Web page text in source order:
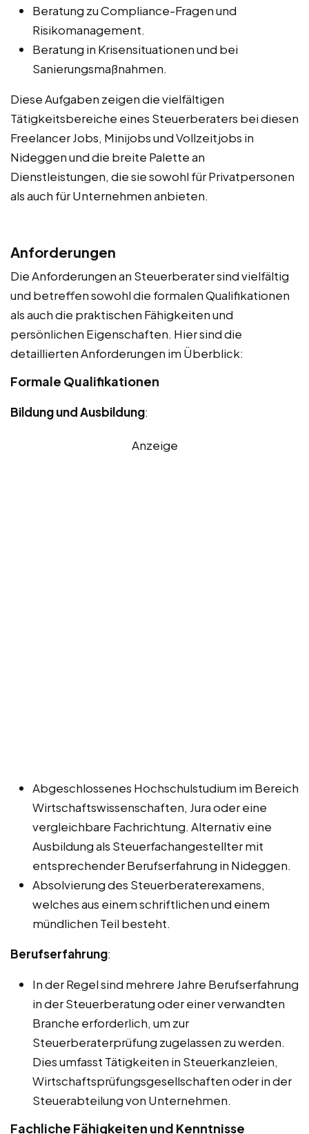
Beratung zu Compliance-Fragen und
Risikomanagement.
Beratung in Krisensituationen und bei
Sanierungsmaßnahmen.
Diese Aufgaben zeigen die vielfältigen
Tätigkeitsbereiche eines Steuerberaters bei diesen
Freelancer Jobs, Minijobs und Vollzeitjobs in
Nideggen und die breite Palette an
Dienstleistungen, die sie sowohl für Privatpersonen
als auch für Unternehmen anbieten.
Anforderungen
Die Anforderungen an Steuerberater sind vielfältig
und betreffen sowohl die formalen Qualifikationen
als auch die praktischen Fähigkeiten und
persönlichen Eigenschaften. Hier sind die
detaillierten Anforderungen im Überblick:
Formale Qualifikationen
Bildung und Ausbildung:
Anzeige
Abgeschlossenes Hochschulstudium im Bereich
Wirtschaftswissenschaften, Jura oder eine
vergleichbare Fachrichtung. Alternativ eine
Ausbildung als Steuerfachangestellter mit
entsprechender Berufserfahrung in Nideggen.
Absolvierung des Steuerberaterexamens,
welches aus einem schriftlichen und einem
mündlichen Teil besteht.
Berufserfahrung:
In der Regel sind mehrere Jahre Berufserfahrung
in der Steuerberatung oder einer verwandten
Branche erforderlich, um zur
Steuerberaterprüfung zugelassen zu werden.
Dies umfasst Tätigkeiten in Steuerkanzleien,
Wirtschaftsprüfungsgesellschaften oder in der
Steuerabteilung von Unternehmen.
Fachliche Fähigkeiten und Kenntnisse